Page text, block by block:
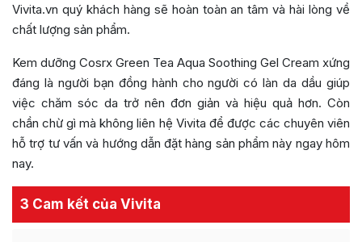
Vivita.vn quý khách hàng sẽ hoàn toàn an tâm và hài lòng về
chất lượng sản phẩm.
Kem dưỡng Cosrx Green Tea Aqua Soothing Gel Cream xứng
đáng là người bạn đồng hành cho người có làn da dầu giúp
việc chăm sóc da trở nên đơn giản và hiệu quả hơn. Còn
chần chừ gì mà không liên hệ Vivita để được các chuyên viên
hỗ trợ tư vấn và hướng dẫn đặt hàng sản phẩm này ngay hôm
nay.
3 Cam kết của Vivita